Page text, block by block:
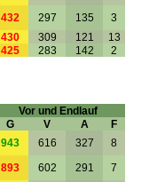
432 297 135
3
430 309 121
13
425 283 142 2
Vor und Endlauf
G V A
F
943 616 327 8
893 602 291 7